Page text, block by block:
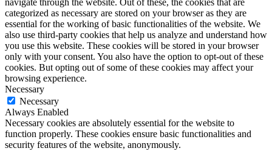
navigate through the website. Out of these, the cookies that are
categorized as necessary are stored on your browser as they are
essential for the working of basic functionalities of the website. We
also use third-party cookies that help us analyze and understand how
you use this website. These cookies will be stored in your browser
only with your consent. You also have the option to opt-out of these
cookies. But opting out of some of these cookies may affect your
browsing experience.
Necessary
Necessary
Always Enabled
Necessary cookies are absolutely essential for the website to
function properly. These cookies ensure basic functionalities and
security features of the website, anonymously.